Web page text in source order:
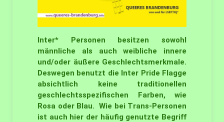
Inter* Personen besitzen sowohl
männliche als auch weibliche innere
und/oder äußere Geschlechtsmerkmale.
Deswegen benutzt die Inter Pride Flagge
absichtlich keine traditionellen
geschlechtsspezifischen Farben, wie
Rosa oder Blau. Wie bei Trans-Personen
ist auch hier der häufig genutzte Begriff